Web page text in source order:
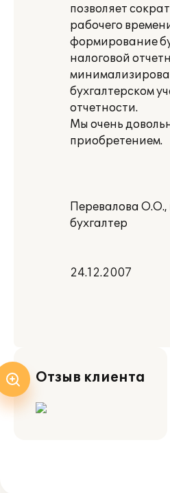
позволяет
рабочего
формирование
налоговой
бухгалтерском
отчетности.
Мы очень
приобретением.
Перевалова О.О.,
бухгалтер
24.12.2007
Отзыв клиента